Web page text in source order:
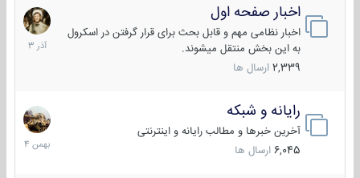
اخبار صفحه اول
اخبار نظامی مهم و قابل بحث برای قرار گرفتن در اسکرول
به این بخش منتقل میشوند.
2,339 ارسال ها
7
آذر
1403
رایانه و شبکه
آخرین خبرها و مطالب رایانه و اینترنتی
6,045 ارسال ها
30
بهمن
1404